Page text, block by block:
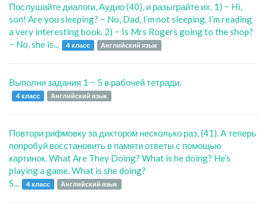
Послушайте диалоги, Аудио (40), и разыграйте их. 1) − Hi,
son! Are you sleeping? − No, Dad, I’m not sleeping. I’m reading
a very interesting book. 2) − Is Mrs Rogers going to the shop?
− No, she is...
4 класс Английский язык
Выполни задания 1 − 5 в рабочей тетради.
4 класс Английский язык
Повтори рифмовку за диктором несколько раз, (41). А теперь
попробуй восстановить в памяти ответы с помощью
картинок. What Are They Doing? What is he doing? He’s
playing a game. What is she doing?
S...
4 класс Английский язык